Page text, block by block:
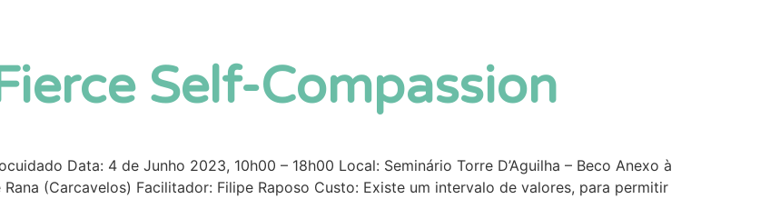
Self-Compassion
Data: 4 de Junho 2023, 10h00 – 18h00 Local: Seminário Torre D’Aguilha – Beco Anexo à
(Carcavelos) Facilitador: Filipe Raposo Custo: Existe um intervalo de valores, para permitir